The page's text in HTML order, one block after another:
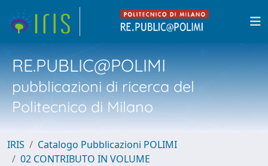
RE.PUBLIC@POLIMI
pubblicazioni di ricerca del
Politecnico di Milano
IRIS
Catalogo Pubblicazioni POLIMI
02 CONTRIBUTO IN VOLUME